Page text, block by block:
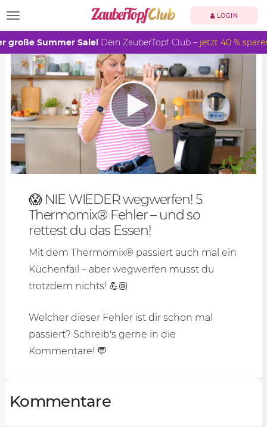
TOGGLE NAVIGATION LOGIN
große Summer Sale! Dein ZauberTopf Club – jetzt 40 %
😱 NIE WIEDER wegwerfen! 5
Thermomix® Fehler – und so
rettest du das Essen!
Mit dem Thermomix® passiert auch mal ein
Küchenfail – aber wegwerfen musst du
trotzdem nichts! 💪🏼
Welcher dieser Fehler ist dir schon mal
passiert? Schreib's gerne in die
Kommentare! 💬
Kommentare